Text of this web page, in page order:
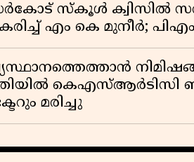
സ്കൂൾ ക്വിസിൽ
എം കെ മുനീർ;
കെഎസ്ആർടിസി
മരിച്ചു